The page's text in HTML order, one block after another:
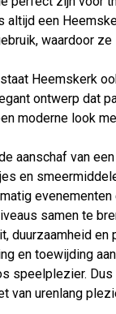
altijd een
waardoor
Heemskerk
ontwerp dat
moderne look
aanschaf van
en
samen te
duurzaamheid
en toewijding
speelplezier.
van urenlang